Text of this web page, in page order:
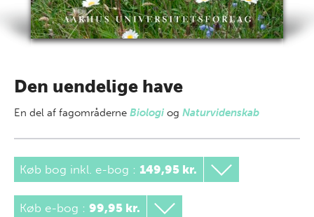
Den uendelige have
En del af fagområderne Biologi og Naturvidenskab
Køb bog inkl. e-bog : 149,95 kr.
Køb e-bog : 99,95 kr.